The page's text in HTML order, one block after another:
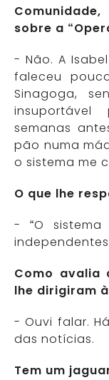
sobre a
- Não. A
faleceu
Sinagoga,
semanas
pão numa
o sistema me
O que lhe
- “O
Como avalia
lhe dirigiram
- Ouvi falar.
das notícias.
Tem um